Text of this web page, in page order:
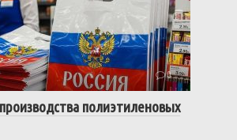
0
полиэтиленовых